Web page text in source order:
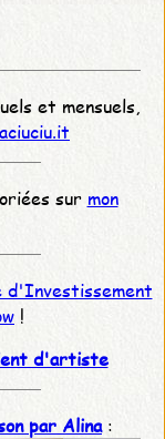
et mensuels,
sur mon
d'Investissement
!
d'artiste
par Alina :